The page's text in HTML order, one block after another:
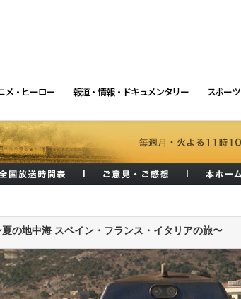
メ・ヒーロー 報道・情報・ドキュメンタリー スポーツ
夏の地中海 スペイン・フランス・イタリアの旅〜